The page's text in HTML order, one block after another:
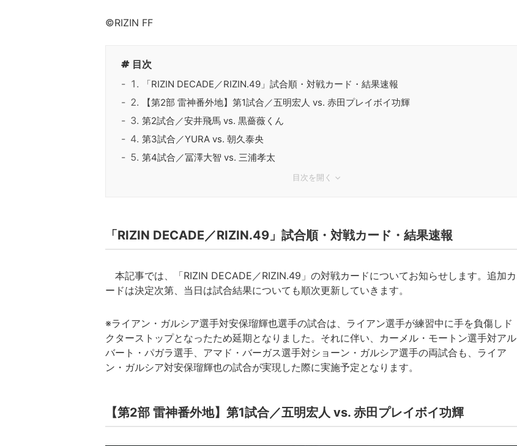
©︎RIZIN FF
目次
「RIZIN DECADE／RIZIN.49」試合順・対戦カード・結果速報
【第2部 雷神番外地】第1試合／五明宏人 vs. 赤田プレイボイ功輝
第2試合／安井飛馬 vs. 黒薔薇くん
第3試合／YURA vs. 朝久泰央
第4試合／冨澤大智 vs. 三浦孝太
目次を開く
「RIZIN DECADE／RIZIN.49」試合順・対戦カード・結果速報
本記事では、「RIZIN DECADE／RIZIN.49」の対戦カードについてお知らせします。追加カ
ードは決定次第、当日は試合結果についても順次更新していきます。
※ライアン・ガルシア選手対安保瑠輝也選手の試合は、ライアン選手が練習中に手を負傷しド
クターストップとなったため延期となりました。それに伴い、カーメル・モートン選手対アル
バート・パガラ選手、アマド・バーガス選手対ショーン・ガルシア選手の両試合も、ライア
ン・ガルシア対安保瑠輝也の試合が実現した際に実施予定となります。
【第2部 雷神番外地】第1試合／五明宏人 vs. 赤田プレイボイ功輝